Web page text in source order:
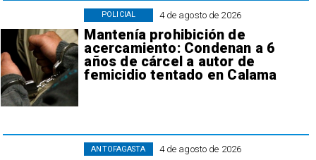
4 de agosto de 2026
Mantenía prohibición de
acercamiento: Condenan a 6
años de cárcel a autor de
femicidio tentado en Calama
POLICIAL
4 de agosto de 2026
ANTOFAGASTA